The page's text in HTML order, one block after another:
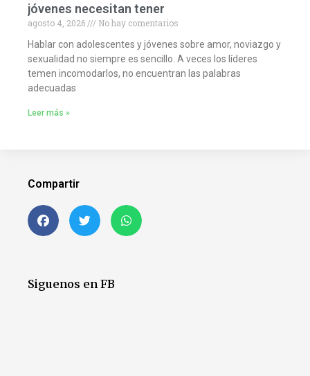
jóvenes necesitan tener
agosto 4, 2026
No hay comentarios
Hablar con adolescentes y jóvenes sobre amor, noviazgo y
sexualidad no siempre es sencillo. A veces los líderes
temen incomodarlos, no encuentran las palabras
adecuadas
Leer más »
Compartir
Siguenos en FB